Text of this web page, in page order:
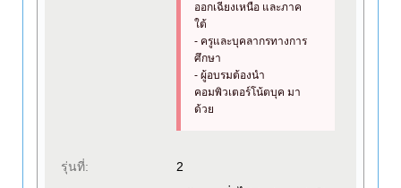
ออกเฉียงเหนือ และภาค
ใต้
- ครูและบุคลากรทางการ
ศึกษา
- ผู้อบรมต้องนำ
คอมพิวเตอร์โน้ตบุค มา
ด้วย
รุ่นที่:
2